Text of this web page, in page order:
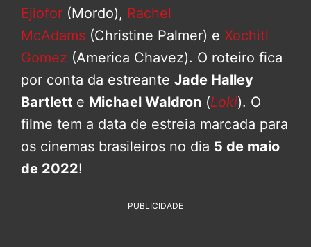
Ejiofor (Mordo), Rachel
McAdams (Christine Palmer) e Xochitl
Gomez (America Chavez). O roteiro fica
por conta da estreante Jade Halley
Bartlett e Michael Waldron (Loki). O
filme tem a data de estreia marcada para
os cinemas brasileiros no dia 5 de maio
de 2022!
PUBLICIDADE